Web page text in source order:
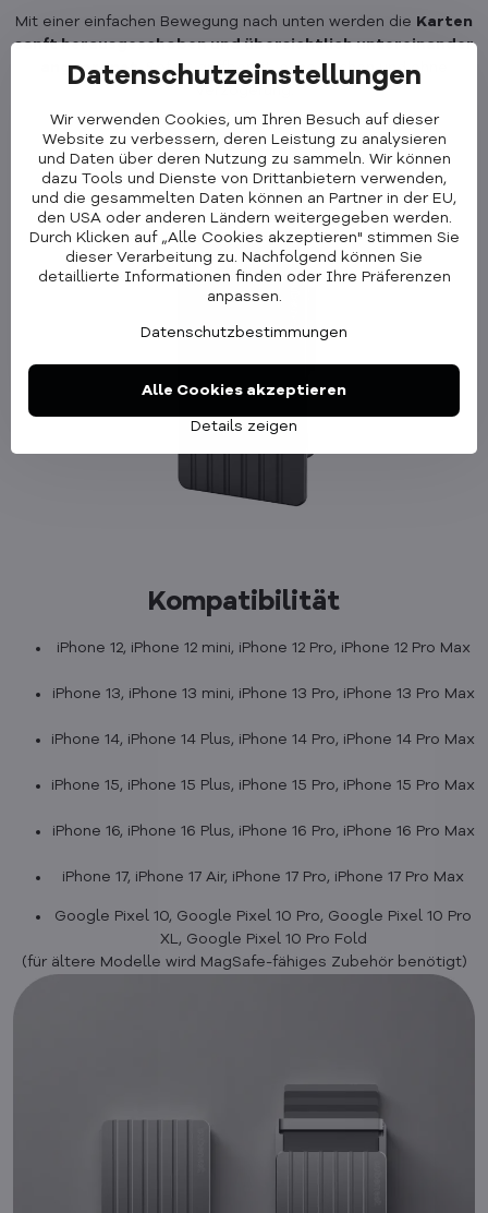
Mit einer einfachen Bewegung nach unten werden die Karten
sanft herausgeschoben und übersichtlich untereinander
angeordnet. Sofort griffbereit, ohne Suchen und ohne
Kompatibilität
iPhone 12, iPhone 12 mini, iPhone 12 Pro, iPhone 12 Pro Max
iPhone 13, iPhone 13 mini, iPhone 13 Pro, iPhone 13 Pro Max
iPhone 14, iPhone 14 Plus, iPhone 14 Pro, iPhone 14 Pro Max
iPhone 15, iPhone 15 Plus, iPhone 15 Pro, iPhone 15 Pro Max
iPhone 16, iPhone 16 Plus, iPhone 16 Pro, iPhone 16 Pro Max
iPhone 17, iPhone 17 Air, iPhone 17 Pro, iPhone 17 Pro Max
Google Pixel 10, Google Pixel 10 Pro, Google Pixel 10 Pro
XL, Google Pixel 10 Pro Fold
(für ältere Modelle wird MagSafe-fähiges Zubehör benötigt)
Datenschutzeinstellungen
Wir verwenden Cookies, um Ihren Besuch auf dieser
Website zu verbessern, deren Leistung zu analysieren
und Daten über deren Nutzung zu sammeln. Wir können
dazu Tools und Dienste von Drittanbietern verwenden,
und die gesammelten Daten können an Partner in der EU,
den USA oder anderen Ländern weitergegeben werden.
Durch Klicken auf „Alle Cookies akzeptieren" stimmen Sie
dieser Verarbeitung zu. Nachfolgend können Sie
detaillierte Informationen finden oder Ihre Präferenzen
anpassen.
Datenschutzbestimmungen
Details zeigen
Alle Cookies akzeptieren